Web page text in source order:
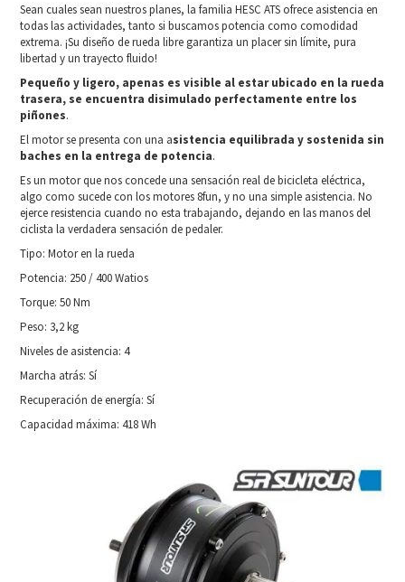
Sean cuales sean nuestros planes, la familia HESC ATS ofrece asistencia en
todas las actividades, tanto si buscamos potencia como comodidad
extrema. ¡Su diseño de rueda libre garantiza un placer sin límite, pura
libertad y un trayecto fluido!
Pequeño y ligero, apenas es visible al estar ubicado en la rueda
trasera, se encuentra disimulado perfectamente entre los
piñones.
El motor se presenta con una asistencia equilibrada y sostenida sin
baches en la entrega de potencia.
Es un motor que nos concede una sensación real de bicicleta eléctrica,
algo como sucede con los motores 8fun, y no una simple asistencia. No
ejerce resistencia cuando no esta trabajando, dejando en las manos del
ciclista la verdadera sensación de pedaler.
Tipo: Motor en la rueda
Potencia: 250 / 400 Watios
Torque: 50 Nm
Peso: 3,2 kg
Niveles de asistencia: 4
Marcha atrás: Sí
Recuperación de energía: Sí
Capacidad máxima: 418 Wh